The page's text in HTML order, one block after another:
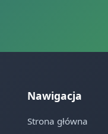
Nawigacja
Strona główna